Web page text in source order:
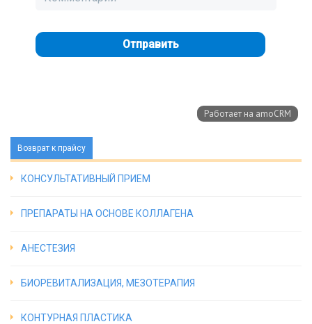
Возврат к прайсу
КОНСУЛЬТАТИВНЫЙ ПРИЕМ
ПРЕПАРАТЫ НА ОСНОВЕ КОЛЛАГЕНА
АНЕСТЕЗИЯ
БИОРЕВИТАЛИЗАЦИЯ, МЕЗОТЕРАПИЯ
КОНТУРНАЯ ПЛАСТИКА